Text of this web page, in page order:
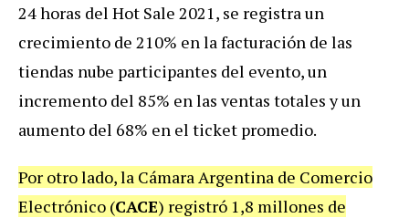
24 horas del Hot Sale 2021, se registra un
crecimiento de 210% en la facturación de las
tiendas nube participantes del evento, un
incremento del 85% en las ventas totales y un
aumento del 68% en el ticket promedio.
Por otro lado, la Cámara Argentina de Comercio
Electrónico (CACE) registró 1,8 millones de